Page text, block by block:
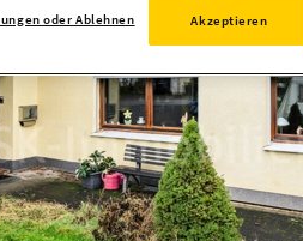
oder Ablehnen Akzeptieren